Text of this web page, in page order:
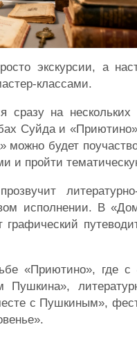
экскурсии, а
классами.
сразу на
Суйда и
будет
и пройти
исполнении. В
графический
«Приютино», где
Пушкина»,
с Пушкиным»,